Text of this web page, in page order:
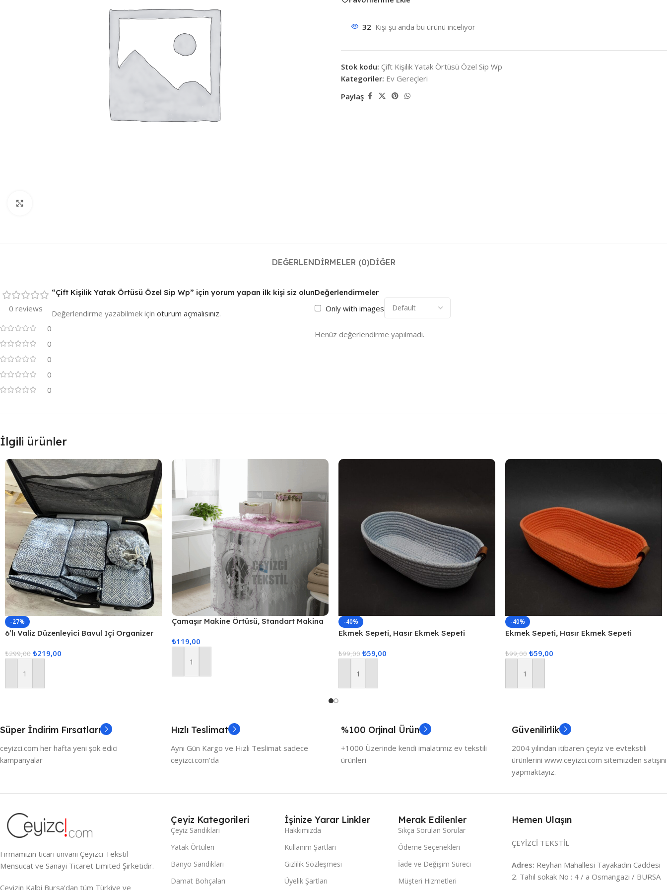
32 Kişi şu anda bu ürünü inceliyor
Stok kodu: Çift Kişilik Yatak Örtüsü Özel Sip Wp
Kategoriler: Ev Gereçleri
Paylaş
DEĞERLENDIRMELER (0)DIĞER
0 reviews
0
0
0
0
0
Değerlendirmeler
Only with images
Henüz değerlendirme yapılmadı.
“Çift Kişilik Yatak Örtüsü Özel Sip Wp” için yorum yapan ilk kişi siz olun
Değerlendirme yazabilmek için oturum açmalısınız.
İlgili ürünler
-27%
6’lı Valiz Düzenleyici Bavul Içi Organizer
₺299,00 ₺219,00
Sepete Ekle
Çamaşır Makine Örtüsü, Standart Makina
₺119,00
Sepete Ekle
-40%
Ekmek Sepeti, Hasır Ekmek Sepeti
₺99,00 ₺59,00
Sepete Ekle
-40%
Ekmek Sepeti, Hasır Ekmek Sepeti
₺99,00 ₺59,00
Sepete Ekle
Süper İndirim Fırsatları
ceyizci.com her hafta yeni şok edici
kampanyalar
Hızlı Teslimat
Aynı Gün Kargo ve Hızlı Teslimat sadece
ceyizci.com'da
%100 Orjinal Ürün
+1000 Üzerinde kendi imalatımız ev tekstili
ürünleri
Güvenilirlik
2004 yılından itibaren çeyiz ve evtekstili
ürünlerini www.ceyizci.com sitemizden satışını
yapmaktayız.
Firmamızın ticari ünvanı Çeyizci Tekstil
Mensucat ve Sanayi Ticaret Limited Şirketidir.
Çeyizin Kalbi Bursa’dan tüm Türkiye ve
Çeyiz Kategorileri
Çeyiz Sandıkları
Yatak Örtüleri
Banyo Sandıkları
Damat Bohçaları
İşinize Yarar Linkler
Hakkımızda
Kullanım Şartları
Gizlilik Sözleşmesi
Üyelik Şartları
Merak Edilenler
Sıkça Sorulan Sorular
Ödeme Seçenekleri
İade ve Değişim Süreci
Müşteri Hizmetleri
Hemen Ulaşın
ÇEYİZCİ TEKSTİL
Adres: Reyhan Mahallesi Tayakadın Caddesi
2. Tahıl sokak No : 4 / a Osmangazi / BURSA